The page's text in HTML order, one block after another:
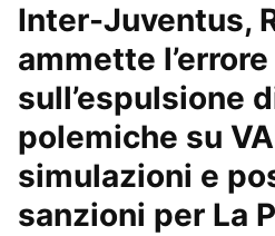
Inter-Juventus,
ammette l’errore
sull’espulsione
polemiche su
simulazioni e
sanzioni per La